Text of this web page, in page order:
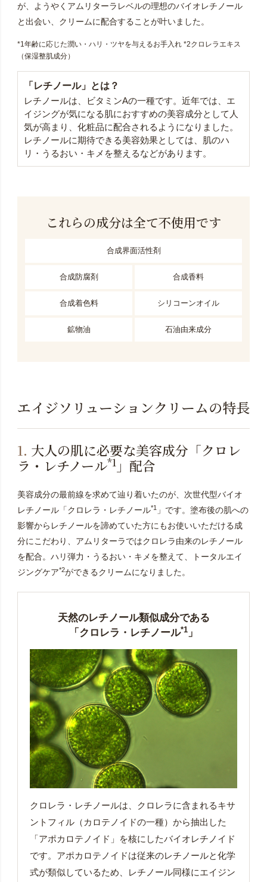
が、ようやくアムリターラレベルの理想のバイオレチノール
と出会い、クリームに配合することが叶いました。
*1年齢に応じた潤い・ハリ・ツヤを与えるお手入れ *2クロレラエキス
（保湿整肌成分）
「レチノール」とは？
レチノールは、ビタミンAの一種です。近年では、エ
イジングが気になる肌におすすめの美容成分として人
気が高まり、化粧品に配合されるようになりました。
レチノールに期待できる美容効果としては、肌のハ
リ・うるおい・キメを整えるなどがあります。
これらの成分は全て不使用です
合成界面活性剤
合成防腐剤 合成香料
合成着色料 シリコーンオイル
鉱物油 石油由来成分
エイジソリューションクリームの特長
1. 大人の肌に必要な美容成分「クロレ
ラ・レチノール*1」配合
美容成分の最前線を求めて辿り着いたのが、次世代型バイオ
レチノール「クロレラ・レチノール*1」です。塗布後の肌への
影響からレチノールを諦めていた方にもお使いいただける成
分にこだわり、アムリターラではクロレラ由来のレチノール
を配合。ハリ弾力・うるおい・キメを整えて、トータルエイ
ジングケア*2ができるクリームになりました。
天然のレチノール類似成分である
「クロレラ・レチノール*1 」
クロレラ・レチノールは、クロレラに含まれるキサ
ントフィル（カロテノイドの一種）から抽出した
「アポカロテノイド」を核にしたバイオレチノイド
です。アポカロテノイドは従来のレチノールと化学
式が類似しているため、レチノール同様にエイジン